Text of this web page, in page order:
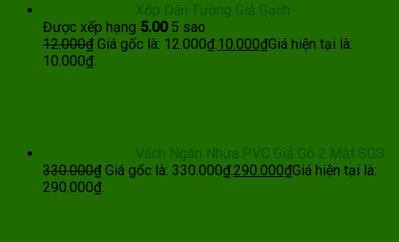
Xốp Dán Tường Giả Gạch
Được xếp hạng 5.005 sao
12.000₫ Giá gốc là: 12.000₫.10.000₫Giá hiện tại là:
10.000₫.
Vách Ngăn Nhựa PVC Giả Gỗ 2 Mặt SGS
330.000₫ Giá gốc là: 330.000₫.290.000₫Giá hiện tại là:
290.000₫.